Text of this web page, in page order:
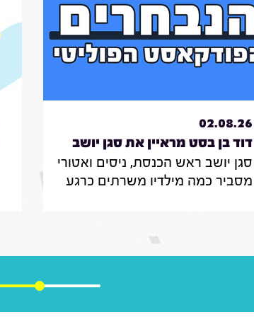
02.08.26
דוד בן בסט מראיין את סגן יושב
ראש הכנסת, ניסים
ואטורי|31.7.26
סגן יושב ראש הכנסת, ניסים ואטורי
מסביר כמה מילדיו משרתים כרגע
חרדים ואיזה שר הוא רוצה להיות
בממשלה הבאה